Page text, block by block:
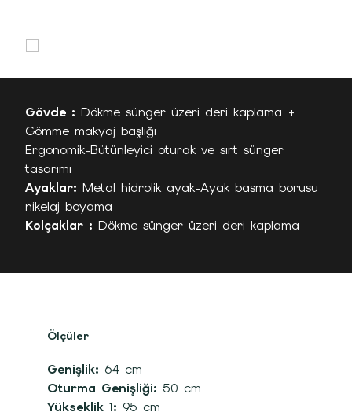
Gövde : Dökme sünger üzeri deri kaplama +
Gömme makyaj başlığı
Ergonomik-Bütünleyici oturak ve sırt sünger
tasarımı
Ayaklar: Metal hidrolik ayak-Ayak basma borusu
nikelaj boyama
Kolçaklar : Dökme sünger üzeri deri kaplama
Ölçüler
Genişlik: 64 cm
Oturma Genişliği: 50 cm
Yükseklik 1: 95 cm